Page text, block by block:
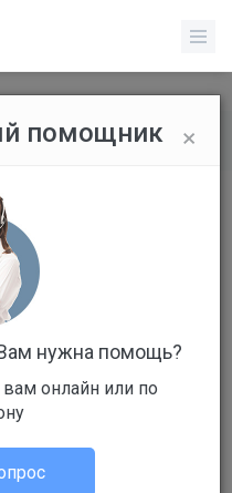
необходимо
по пошиву
..
уже решен
×
помощник
нужна помощь?
онлайн или по